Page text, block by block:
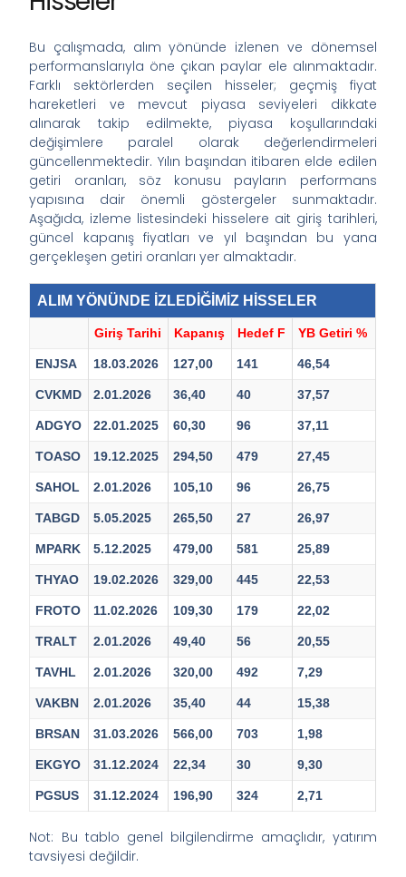
Bu çalışmada, alım yönünde izlenen ve dönemsel
performanslarıyla öne çıkan paylar ele alınmaktadır.
Farklı sektörlerden seçilen hisseler; geçmiş fiyat
hareketleri ve mevcut piyasa seviyeleri dikkate
alınarak takip edilmekte, piyasa koşullarındaki
değişimlere paralel olarak değerlendirmeleri
güncellenmektedir. Yılın başından itibaren elde edilen
getiri oranları, söz konusu payların performans
yapısına dair önemli göstergeler sunmaktadır.
Aşağıda, izleme listesindeki hisselere ait giriş tarihleri,
güncel kapanış fiyatları ve yıl başından bu yana
gerçekleşen getiri oranları yer almaktadır.
ALIM YÖNÜNDE İZLEDİĞİMİZ HİSSELER
Giriş Tarihi Kapanış Hedef F YB Getiri %
ENJSA 18.03.2026 127,00 141 46,54
CVKMD 2.01.2026 36,40 40 37,57
ADGYO 22.01.2025 60,30 96 37,11
TOASO 19.12.2025 294,50 479 27,45
SAHOL 2.01.2026 105,10 96 26,75
TABGD 5.05.2025 265,50 27 26,97
MPARK 5.12.2025 479,00 581 25,89
THYAO 19.02.2026 329,00 445 22,53
FROTO 11.02.2026 109,30 179 22,02
TRALT 2.01.2026 49,40 56 20,55
TAVHL 2.01.2026 320,00 492 7,29
VAKBN 2.01.2026 35,40 44 15,38
BRSAN 31.03.2026 566,00 703 1,98
EKGYO 31.12.2024 22,34 30 9,30
PGSUS 31.12.2024 196,90 324 2,71
Not: Bu tablo genel bilgilendirme amaçlıdır, yatırım
tavsiyesi değildir.